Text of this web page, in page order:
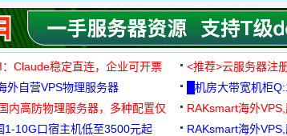
Claude稳定直连，企业可开票
<推荐>云服务器注
外自营VPS物理服务器
█机房大带宽机柜
内高防物理服务器，多种配置仅
RAKsmart海外
用★
1-10G口宿主机低至3500元起
RAKsmart海外